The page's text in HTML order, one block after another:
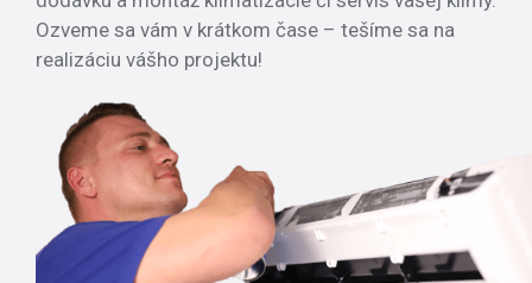
Ozveme sa vám v krátkom čase – tešíme sa na
realizáciu vášho projektu!